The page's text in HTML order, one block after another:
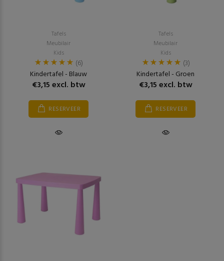
Tafels
Meubilair
Kids
(6)
Kindertafel - Blauw
€3,15 excl. btw
RESERVEER
Tafels
Meubilair
Kids
(3)
Kindertafel - Groen
€3,15 excl. btw
RESERVEER